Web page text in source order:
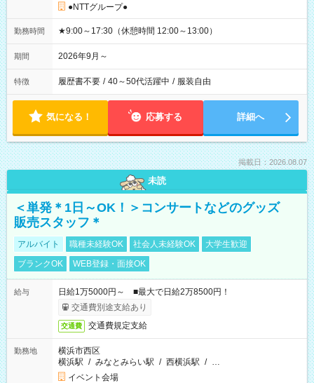
●NTTグループ●
勤務時間 ★9:00～17:30（休憩時間 12:00～13:00）
期間 2026年9月～
特徴 履歴書不要 / 40～50代活躍中 / 服装自由
気になる！ 応募する 詳細へ
掲載日：2026.08.07
未読
＜単発＊1日～OK！＞コンサートなどのグッズ
販売スタッフ＊
アルバイト 職種未経験OK 社会人未経験OK
大学生歓迎
ブランクOK
WEB登録・面接OK
給与
日給1万5000円～ ■最大で日給2万8500円！
交通費別途支給あり
交通費 交通費規定支給
勤務地
横浜市西区
横浜駅 / みなとみらい駅 / 西横浜駅 / …
イベント会場